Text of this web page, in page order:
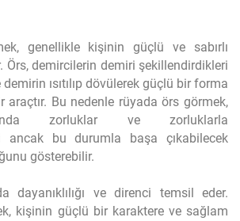
genellikle kişinin güçlü ve sabırlı
Örs, demircilerin demiri şekillendirdikleri
ısıtılıp dövülerek güçlü bir forma
araçtır. Bu nedenle rüyada örs görmek,
zorluklar ve zorluklarla
ancak bu durumla başa çıkabilecek
gösterebilir.
dayanıklılığı ve direnci temsil eder.
kişinin güçlü bir karaktere ve sağlam